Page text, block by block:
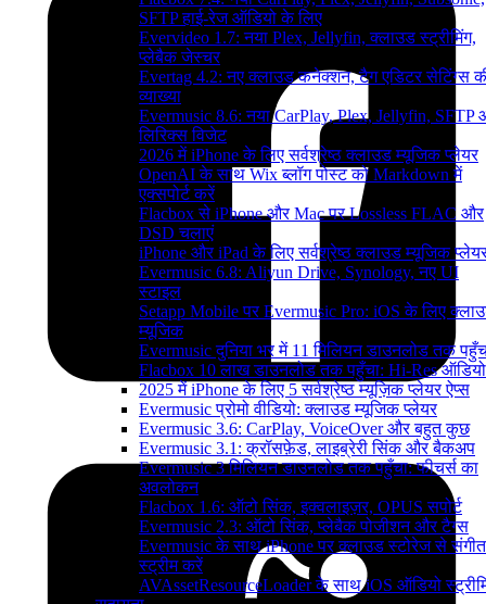
SFTP हाई-रेज ऑडियो के लिए
Evervideo 1.7: नया Plex, Jellyfin, क्लाउड स्ट्रीमिंग,
प्लेबैक जेस्चर
Evertag 4.2: नए क्लाउड कनेक्शन, टैग एडिटर सेटिंग्स
व्याख्या
Evermusic 8.6: नया CarPlay, Plex, Jellyfin, SFTP
लिरिक्स विजेट
2026 में iPhone के लिए सर्वश्रेष्ठ क्लाउड म्यूजिक प्लेयर
OpenAI के साथ Wix ब्लॉग पोस्ट को Markdown में
एक्सपोर्ट करें
Flacbox से iPhone और Mac पर Lossless FLAC और
DSD चलाएं
iPhone और iPad के लिए सर्वश्रेष्ठ क्लाउड म्यूजिक
Evermusic 6.8: Aliyun Drive, Synology, नए UI
स्टाइल
Setapp Mobile पर Evermusic Pro: iOS के लिए
म्यूजिक
Evermusic दुनिया भर में 11 मिलियन डाउनलोड तक
Flacbox 10 लाख डाउनलोड तक पहुँचा: Hi-Res ऑडियो
2025 में iPhone के लिए 5 सर्वश्रेष्ठ म्यूज़िक प्लेयर ऐप्स
Evermusic प्रोमो वीडियो: क्लाउड म्यूजिक प्लेयर
Evermusic 3.6: CarPlay, VoiceOver और बहुत कुछ
Evermusic 3.1: क्रॉसफ़ेड, लाइब्रेरी सिंक और बैकअप
Evermusic 3 मिलियन डाउनलोड तक पहुँचा: फीचर्स का
अवलोकन
Flacbox 1.6: ऑटो सिंक, इक्वलाइज़र, OPUS सपोर्ट
Evermusic 2.3: ऑटो सिंक, प्लेबैक पोजीशन और टैग्स
Evermusic के साथ iPhone पर क्लाउड स्टोरेज से संगीत
स्ट्रीम करें
AVAssetResourceLoader के साथ iOS ऑडियो